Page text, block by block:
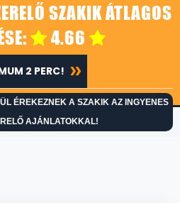
SZAKIK ÁTLAGOS
4.66
ÉREKEZNEK A SZAKIK AZ INGYENES
AJÁNLATOKKAL!
2 PERC!